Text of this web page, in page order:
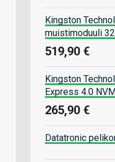
Kingston
muistimoduuli
519,90 €
Kingston
Express 4.0
265,90 €
Datatronic